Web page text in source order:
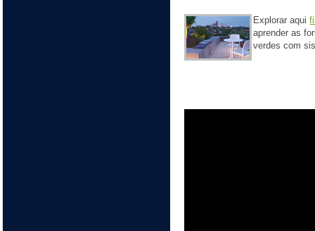
Explorar aqui
aprender as
verdes com